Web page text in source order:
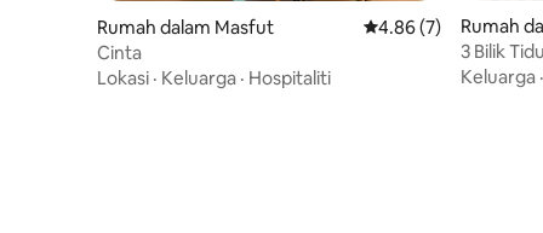
Rumah dalam Masfut Penarafan purata
4.86 (7)
Cinta
Lokasi · Keluarga · Hospitaliti
Rumah
3 Bilik
BBQ |
Keluarga ·